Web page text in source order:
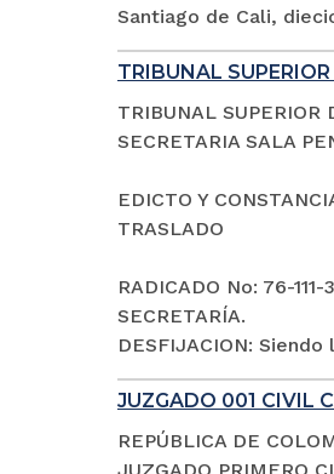
Santiago de Cali,
TRIBUNAL
TRIBUNAL SUPERIOR
SECRETARIA SALA
EDICTO Y
TRASLADO
RADICADO No: 76-
SECRETARÍA.
DESFIJACION: Siendo
JUZGADO 001 CIVIL
REPÚBLICA DE
JUZGADO PRIMERO